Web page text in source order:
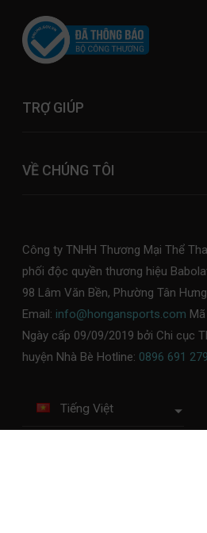
TRỢ GIÚP
VỀ CHÚNG TÔI
Công ty TNHH Thương Mại Thể
phối độc quyền thương hiệu
98 Lâm Văn Bền, Phường Tân
Email: info@hongansports.com
Ngày cấp 09/09/2019 bởi Chi cục
huyện Nhà Bè Hotline: 0896 691 279
Tiếng Việt